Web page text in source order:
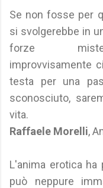
Se non fosse per
si svolgerebbe in
forze
improvvisamente
testa per una
sconosciuto,
vita.
Raffaele Morelli,
L'anima erotica ha
può neppure